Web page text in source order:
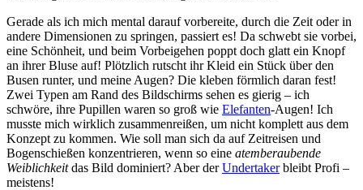
Gerade als ich mich mental darauf vorbereite, durch die Zeit oder in
andere Dimensionen zu springen, passiert es! Da schwebt sie vorbei,
eine Schönheit, und beim Vorbeigehen poppt doch glatt ein Knopf
an ihrer Bluse auf! Plötzlich rutscht ihr Kleid ein Stück über den
Busen runter, und meine Augen? Die kleben förmlich daran fest!
Zwei Typen am Rand des Bildschirms sehen es gierig – ich
schwöre, ihre Pupillen waren so groß wie Elefanten-Augen! Ich
musste mich wirklich zusammenreißen, um nicht komplett aus dem
Konzept zu kommen. Wie soll man sich da auf Zeitreisen und
Bogenschießen konzentrieren, wenn so eine atemberaubende
Weiblichkeitdas Bild dominiert? Aber derUndertakerbleibt Profi –
meistens!